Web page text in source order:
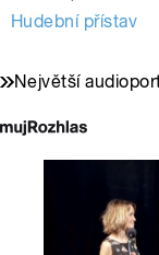
Hudební přístav
Největší